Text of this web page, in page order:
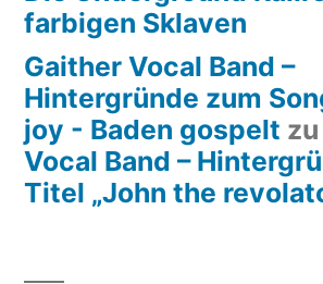
farbigen Sklaven
Gaither Vocal Band –
Hintergründe zum
joy - Baden gospelt zu
Vocal Band –
Titel „John the